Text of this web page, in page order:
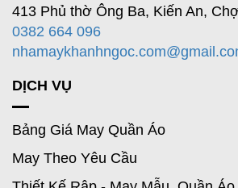
413 Phủ thờ Ông Ba, Kiến An,
0382 664 096
DỊCH VỤ
Bảng Giá May Quần Áo
May Theo Yêu Cầu